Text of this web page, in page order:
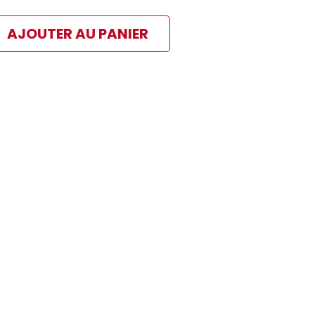
AJOUTER AU PANIER
sélectionné